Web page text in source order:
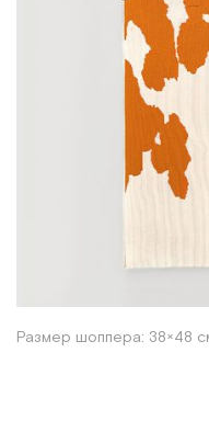
Размер шоппера: 38×48